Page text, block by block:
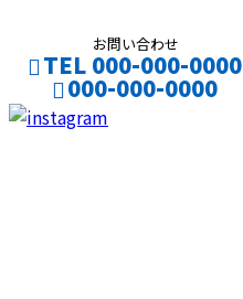
お問い合わせ
TEL 000-000-0000
000-000-0000